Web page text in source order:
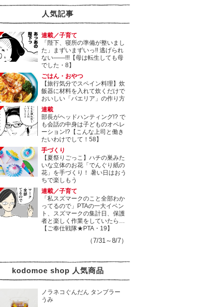
人気記事
連載／子育て
「陛下、寝所の準備が整いまし
た」まずいまずいっ!! 逃げられ
ない――!!!【母は転生しても母
でした・8】
ごはん・おやつ
【旅行気分でスペイン料理】炊
飯器に材料を入れて炊くだけで
おいしい「パエリア」の作り方
連載
部長がヘッドハンティング!? で
も会話の中身は子どものオペレ
ーション!?【こんな上司と働き
たいわけでして！58】
手づくり
【夏祭りごっこ】ハチの巣みた
いな立体のお花「でんぐり紙の
花」を手づくり！ 暑い日はおう
ちで楽しもう
連載／子育て
「私スズマークのこと全部わか
ってるので」PTAの一大イベン
ト、スズマークの集計日、保護
者と楽しく作業をしていたら…
【ご奉仕戦隊★PTA・19】
（7/31～8/7）
kodomoe shop 人気商品
ノラネコぐんだん タンブラー
うみ